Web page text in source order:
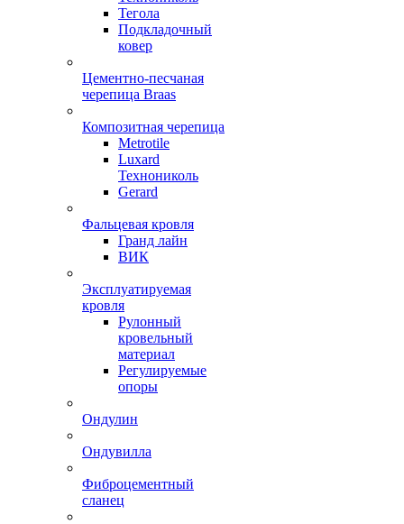
Тегола
Подкладочный
ковер
Цементно-песчаная
черепица Braas
Композитная черепица
Metrotile
Luxard
Технониколь
Gerard
Фальцевая кровля
Гранд лайн
ВИК
Эксплуатируемая
кровля
Рулонный
кровельный
материал
Регулируемые
опоры
Ондулин
Ондувилла
Фиброцементный
сланец